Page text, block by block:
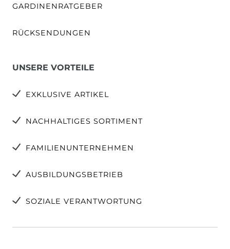
GARDINENRATGEBER
RÜCKSENDUNGEN
UNSERE VORTEILE
EXKLUSIVE ARTIKEL
NACHHALTIGES SORTIMENT
FAMILIENUNTERNEHMEN
AUSBILDUNGSBETRIEB
SOZIALE VERANTWORTUNG